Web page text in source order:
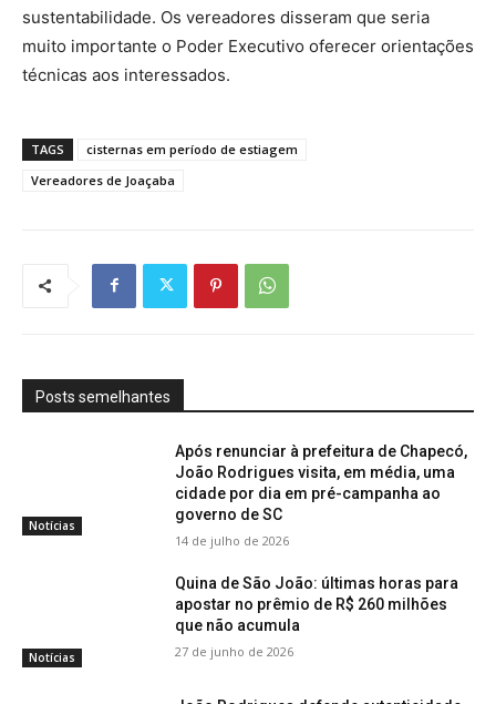
sustentabilidade. Os vereadores disseram que seria
muito importante o Poder Executivo oferecer orientações
técnicas aos interessados.
TAGS
cisternas em período de estiagem
Vereadores de Joaçaba
Posts semelhantes
Notícias
Após renunciar à prefeitura de Chapecó,
João Rodrigues visita, em média, uma
cidade por dia em pré-campanha ao
governo de SC
14 de julho de 2026
Notícias
Quina de São João: últimas horas para
apostar no prêmio de R$ 260 milhões
que não acumula
27 de junho de 2026